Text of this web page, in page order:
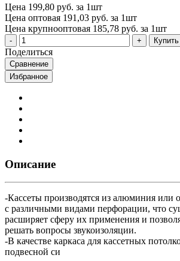
Цена 199,80 руб. за 1шт
Цена оптовая 191,03 руб. за 1шт
Цена крупнооптовая 185,78 руб. за 1шт
Купить
Поделиться
Сравнение
Избранное
Описание
-Кассеты производятся из алюминия или
с различными видами перфорации, что
расширяет сферу их применения и
решать вопросы звукоизоляции.
-В качестве каркаса для кассетных
подвесной си